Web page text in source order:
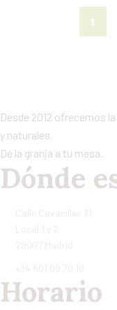
1
Desde 2012 ofrecemos
y naturales.
De la granja a tu mesa.
Dónde
Horario